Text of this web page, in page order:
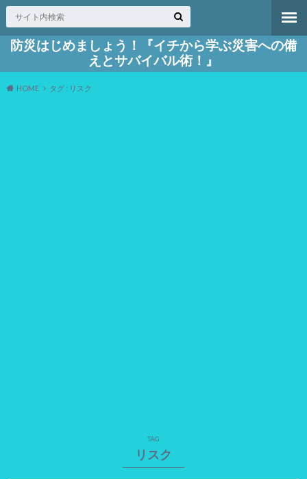
防災はじめましょう！『イチから学ぶ災害への備
えとサバイバル術！』
HOME タグ : リスク
TAG
リスク